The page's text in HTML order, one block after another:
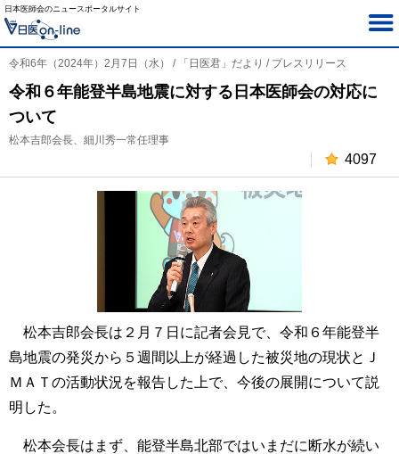
日本医師会のニュースポータルサイト
令和6年（2024年）2月7日（水） / 「日医君」だより / プレスリリース
令和６年能登半島地震に対する日本医師会の対応に
ついて
松本吉郎会長、細川秀一常任理事
4097
松本吉郎会長は２月７日に記者会見で、令和６年能登半
島地震の発災から５週間以上が経過した被災地の現状とＪ
ＭＡＴの活動状況を報告した上で、今後の展開について説
明した。
松本会長はまず、能登半島北部ではいまだに断水が続い